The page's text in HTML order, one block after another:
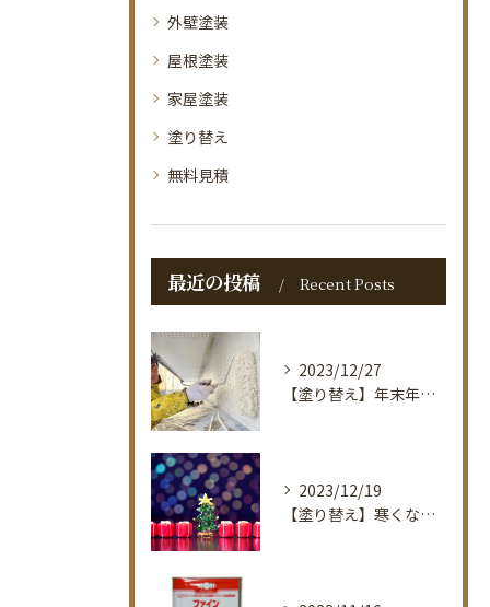
外壁塗装
屋根塗装
家屋塗装
塗り替え
無料見積
最近の投稿 Recent Posts
2023/12/27
【塗り替え】年末年始休暇のお知らせ。佐賀で塗装のお困りごとなら｜タナカ塗装店
2023/12/19
【塗り替え】寒くなりました！佐賀で塗装のお困りごとなら｜タナカ塗装店